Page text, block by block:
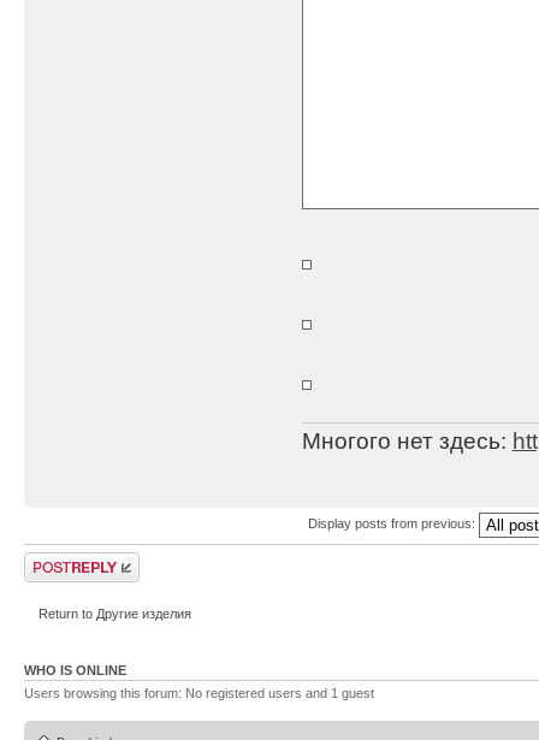
Многого нет здесь:
Display posts from previous:
Post a reply
Return to Другие изделия
WHO IS ONLINE
Users browsing this forum: No registered users and 1 guest